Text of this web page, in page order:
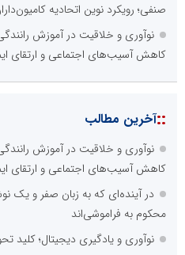
صنفی؛ رویکرد نوین اتحادیه
نوآوری و خلاقیت در آموزش
کاهش آسیب‌های اجتماعی و ارتقای
::آخرین مطالب
نوآوری و خلاقیت در آموزش
کاهش آسیب‌های اجتماعی و ارتقای
در آینده‌ای که به زبان صفر و یک
محکوم به فراموشی‌اند
نوآوری و یادگیری دیجیتال؛ کلید